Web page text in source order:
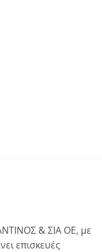
& ΣΙΑ ΟΕ, με
επισκευές